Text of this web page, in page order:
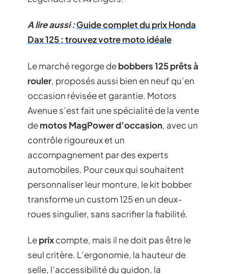
A lire aussi :Guide complet du prix Honda
Dax 125 : trouvez votre moto idéale
Le marché regorge debobbers 125 prêts à
rouler, proposés aussi bien en neuf qu’en
occasion révisée et garantie. Motors
Avenue s’est fait une spécialité de la vente
demotos MagPower d’occasion, avec un
contrôle rigoureux et un
accompagnement par des experts
automobiles. Pour ceux qui souhaitent
personnaliser leur monture, le kit bobber
transforme un custom 125 en un deux-
roues singulier, sans sacrifier la fiabilité.
Leprixcompte, mais il ne doit pas être le
seul critère. L’ergonomie, la hauteur de
selle, l’accessibilité du guidon, la